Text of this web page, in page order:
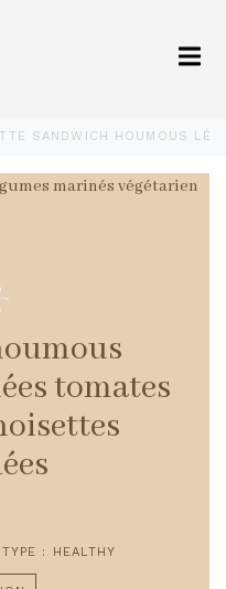
SANDWICH HOUMOUS
tomates
: HEALTHY